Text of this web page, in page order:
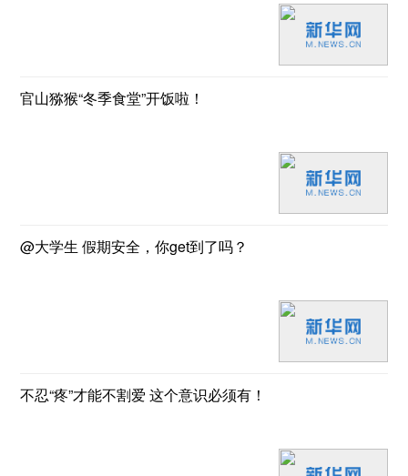
官山猕猴“冬季食堂”开饭啦！
@大学生 假期安全，你get到了吗？
不忍“疼”才能不割爱 这个意识必须有！